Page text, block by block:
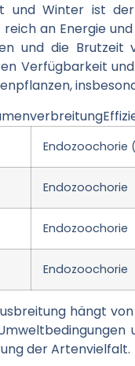
und Winter ist
an Energie
und die Brutzeit
Verfügbarkeit
Endozoochorie
Endozoochorie
Endozoochorie
Endozoochorie
hängt
der Artenvielfalt.